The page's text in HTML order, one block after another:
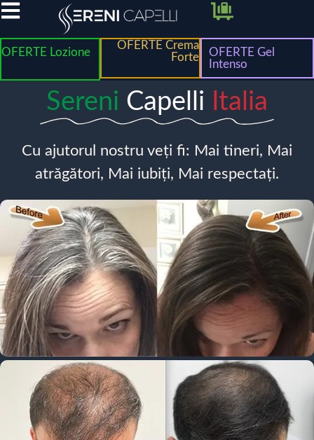
OFERTE Lozione
OFERTE Crema
Forte
OFERTE Gel
Intenso
Sereni Capelli Italia
Cu ajutorul nostru veți fi: Mai tineri, Mai
atrăgători, Mai iubiți, Mai respectați.